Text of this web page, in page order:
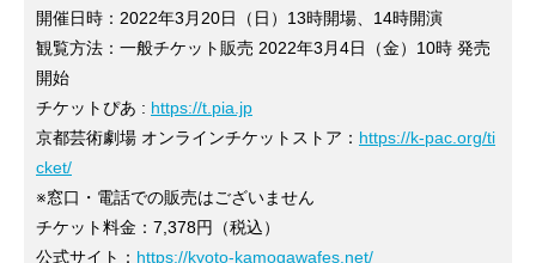
開催日時：2022年3月20日（日）13時開場、14時開演
観覧方法：一般チケット販売 2022年3月4日（金）10時 発売
開始
チケットぴあ : https://t.pia.jp
京都芸術劇場 オンラインチケットストア： https://k-pac.org/ti
cket/
※窓口・電話での販売はございません
チケット料金：7,378円（税込）
公式サイト： https://kyoto-kamogawafes.net/